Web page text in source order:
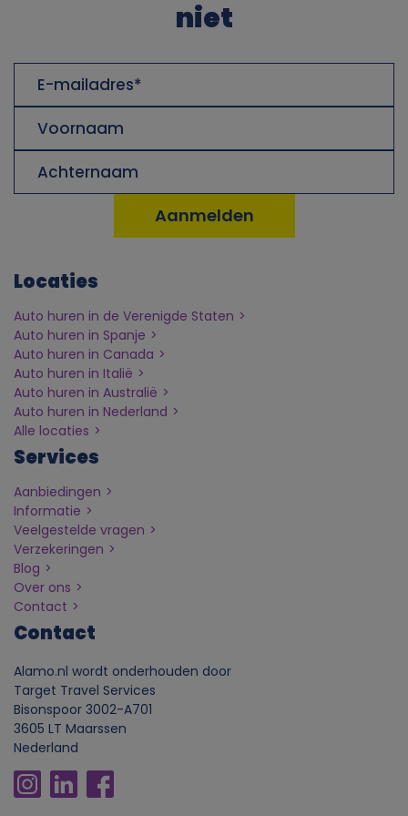
niet
mailadres
Locaties
Auto huren in de Verenigde Staten
Auto huren in Spanje
Auto huren in Canada
Auto huren in Italië
Auto huren in Australië
Auto huren in Nederland
Alle locaties
Services
Aanbiedingen
Informatie
Veelgestelde vragen
Verzekeringen
Blog
Over ons
Contact
Contact
Alamo.nl wordt onderhouden door
Target Travel Services
Bisonspoor 3002-A701
3605 LT Maarssen
Nederland
l
i
j
k
g
e
g
e
v
e
n
s
e
n
c
o
o